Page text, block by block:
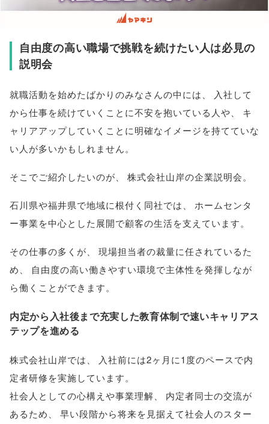
自由度の高い職場で挑戦を続けたい人は必見の
説明会
就職活動を始めたばかりのみなさんの中には
入社して
から仕事を続けていくことに不安を抱いている人や
キ
ャリアアップしていくことに明確なイメージを持てていな
い人が多いかもしれません。
そこでご紹介したいのが 株式会社山岸の企業説明会。
石川県や福井県で地域に根付く同社では
ホームセンタ
ー事業を中心とした展開で顧客の生活を支えています。
その仕事の多くが
現場担当者の裁量に任されているた
め
自由度の高い働きやすい環境で主体性を発揮しなが
ら働くことができます。
内定から入社後まで充実した教育体制で速いキャリアス
テップを進める
株式会社山岸では
入社前には2ヶ月に1度のペースで内
定者研修を実施しています。
社会人としての心構えや事業理解
内定者同士の交流が
あるため
早い段階から将来を見据えて社会人のスター